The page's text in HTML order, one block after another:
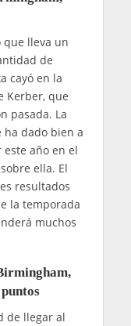
que lleva un
de
cayó en la
Kerber, que
pasada. La
ha dado bien a
año en el
ella. El
resultados
la temporada
muchos
de llegar al